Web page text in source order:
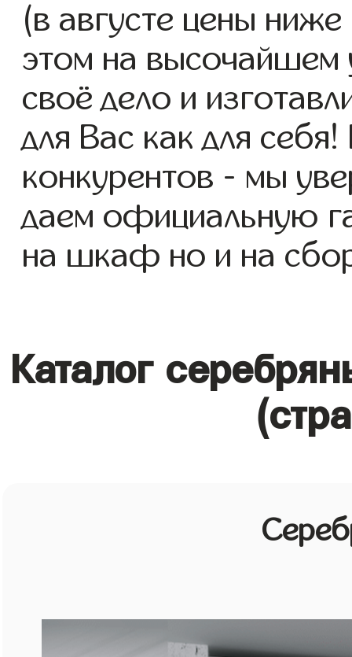
(в августе цены
этом на
своё дело и
для Вас как для
конкурентов - мы
даем официальную
на шкаф но и на
Каталог